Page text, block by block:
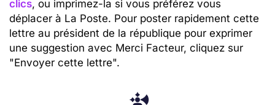
clics, ou imprimez-la si vous préférez vous
déplacer à La Poste. Pour poster rapidement cette
lettre au président de la république pour exprimer
une suggestion avec Merci Facteur, cliquez sur
"Envoyer cette lettre".